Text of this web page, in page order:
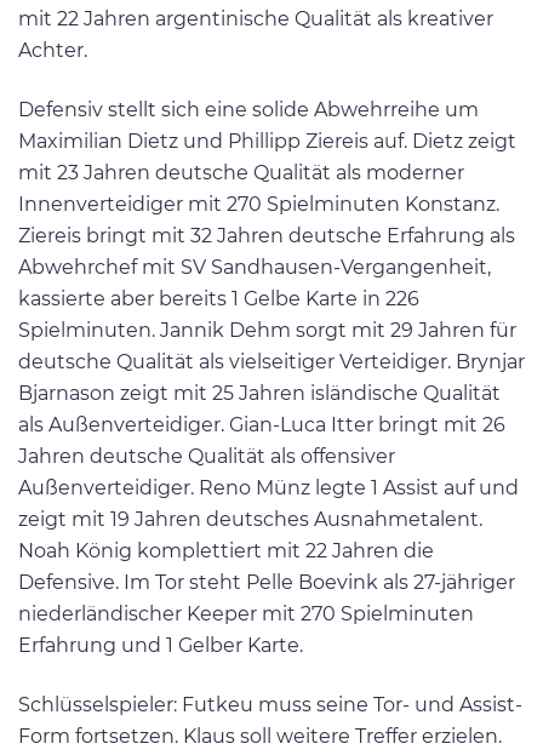
mit 22 Jahren argentinische Qualität als kreativer
Achter.
Defensiv stellt sich eine solide Abwehrreihe um
Maximilian Dietz und Phillipp Ziereis auf. Dietz zeigt
mit 23 Jahren deutsche Qualität als moderner
Innenverteidiger mit 270 Spielminuten Konstanz.
Ziereis bringt mit 32 Jahren deutsche Erfahrung als
Abwehrchef mit SV Sandhausen-Vergangenheit,
kassierte aber bereits 1 Gelbe Karte in 226
Spielminuten. Jannik Dehm sorgt mit 29 Jahren für
deutsche Qualität als vielseitiger Verteidiger. Brynjar
Bjarnason zeigt mit 25 Jahren isländische Qualität
als Außenverteidiger. Gian-Luca Itter bringt mit 26
Jahren deutsche Qualität als offensiver
Außenverteidiger. Reno Münz legte 1 Assist auf und
zeigt mit 19 Jahren deutsches Ausnahmetalent.
Noah König komplettiert mit 22 Jahren die
Defensive. Im Tor steht Pelle Boevink als 27-jähriger
niederländischer Keeper mit 270 Spielminuten
Erfahrung und 1 Gelber Karte.
Schlüsselspieler: Futkeu muss seine Tor- und Assist-
Form fortsetzen. Klaus soll weitere Treffer erzielen.